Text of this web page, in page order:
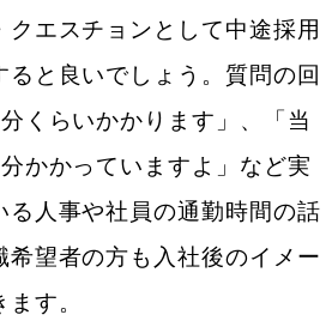
は何ですか？
選びで一貫している軸はありま
感じたときは、どのように乗り
けの中途採用面接質問例
されていましたか？
クエスチョンとして中途採用
と良いでしょう。質問の回
くらいかかります」、「当
かかっていますよ」など実
る人事や社員の通勤時間の話
希望者の方も入社後のイメー
す。